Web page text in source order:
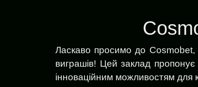
Ласкаво просимо до Cosmobet,
виграшів! Цей заклад пропонує
інноваційним можливостям для